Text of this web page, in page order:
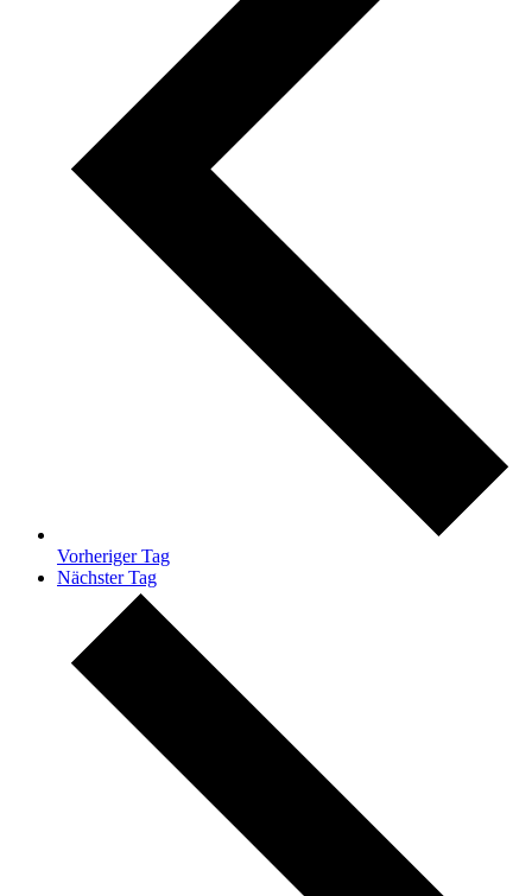
Vorheriger Tag
Nächster Tag